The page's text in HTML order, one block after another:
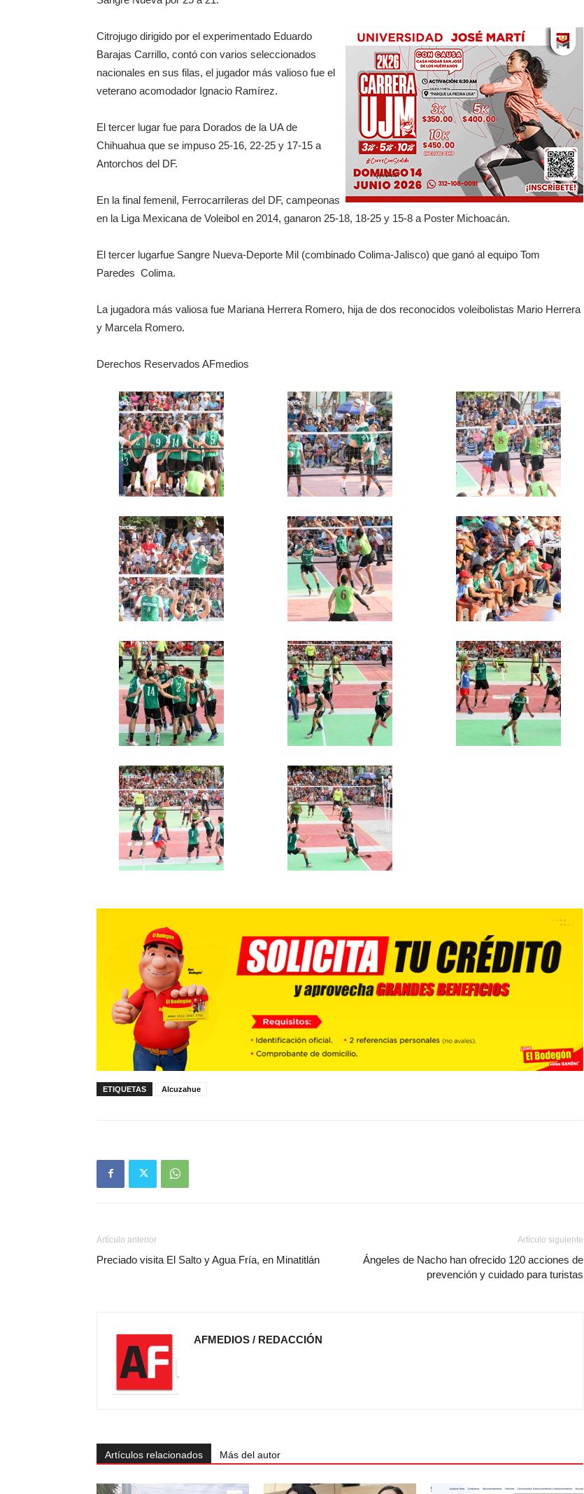
Citrojugo dirigido por el experimentado Eduardo
Barajas Carrillo, contó con varios seleccionados
nacionales en sus filas, el jugador más valioso fue el
veterano acomodador Ignacio Ramírez.
El tercer lugar fue para Dorados de la UA de
Chihuahua que se impuso 25-16, 22-25 y 17-15 a
Antorchos del DF.
En la final femenil, Ferrocarrileras del DF, campeonas
en la Liga Mexicana de Voleibol en 2014, ganaron 25-18, 18-25 y 15-8 a Poster Michoacán.
El tercer lugarfue Sangre Nueva-Deporte Mil (combinado Colima-Jalisco) que ganó al equipo Tom
Paredes Colima.
La jugadora más valiosa fue Mariana Herrera Romero, hija de dos reconocidos voleibolistas Mario Herrera
y Marcela Romero.
Derechos Reservados AFmedios
ETIQUETAS Alcuzahue
Artículo anterior
Preciado visita El Salto y Agua Fría, en Minatitlán
Artículo siguiente
Ángeles de Nacho han ofrecido 120 acciones de
prevención y cuidado para turistas
AFMEDIOS / REDACCIÓN
Artículos relacionados Más del autor